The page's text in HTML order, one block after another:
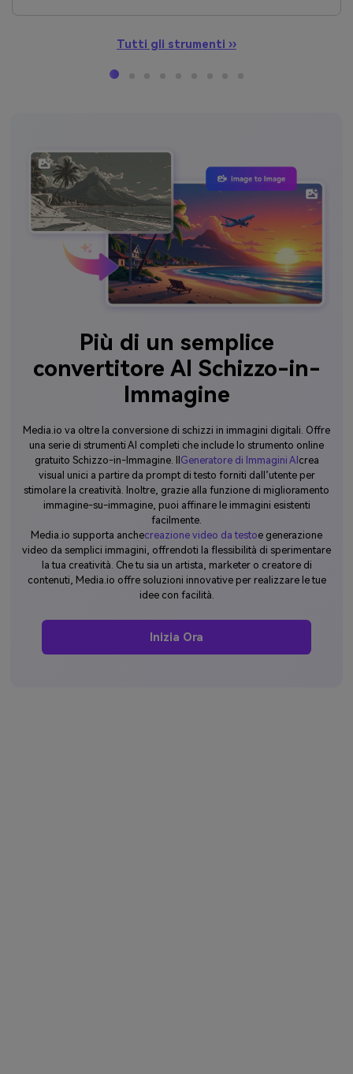
Tutti gli strumenti ››
Più di un semplice
convertitore AI Schizzo-in-
Immagine
Media.io va oltre la conversione di schizzi in immagini digitali. Offre
una serie di strumenti AI completi che include lo strumento online
gratuito Schizzo-in-Immagine. Il Generatore di Immagini AI crea
visual unici a partire da prompt di testo forniti dall’utente per
stimolare la creatività. Inoltre, grazie alla funzione di miglioramento
immagine-su-immagine, puoi affinare le immagini esistenti
facilmente.
Media.io supporta anchecreazione video da testoe generazione
video da semplici immagini, offrendoti la flessibilità di sperimentare
la tua creatività. Che tu sia un artista, marketer o creatore di
contenuti, Media.io offre soluzioni innovative per realizzare le tue
idee con facilità.
Inizia Ora